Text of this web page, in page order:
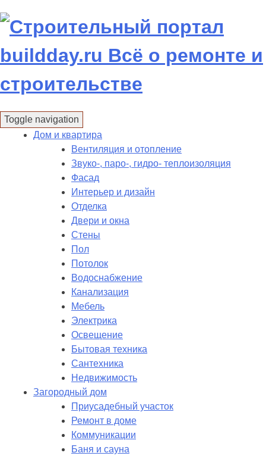
to
content
Toggle navigation
Дом и квартира
Вентиляция и отопление
Звуко-, паро-, гидро- теплоизоляция
Фасад
Интерьер и дизайн
Отделка
Двери и окна
Стены
Пол
Потолок
Водоснабжение
Канализация
Мебель
Электрика
Освещение
Бытовая техника
Сантехника
Недвижимость
Загородный дом
Приусадебный участок
Ремонт в доме
Коммуникации
Баня и сауна